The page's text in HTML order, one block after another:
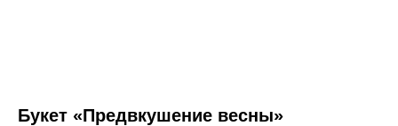
Букет «Предвкушение весны»